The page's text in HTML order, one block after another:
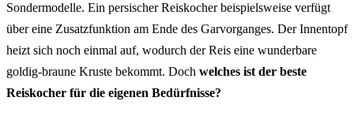
Sondermodelle. Ein persischer Reiskocher beispielsweise verfügt
über eine Zusatzfunktion am Ende des Garvorganges. Der Innentopf
heizt sich noch einmal auf, wodurch der Reis eine wunderbare
goldig-braune Kruste bekommt. Doch welches ist der beste
Reiskocher für die eigenen Bedürfnisse?